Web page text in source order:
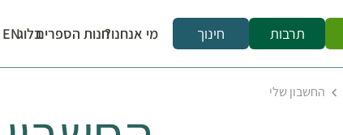
תרבות חינוך מי אנחנו?חנות הספריםבלוגEN
החשבון שלי